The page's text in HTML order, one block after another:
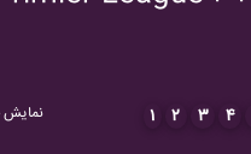
نمایش ۱ ۲ ۳ ۴